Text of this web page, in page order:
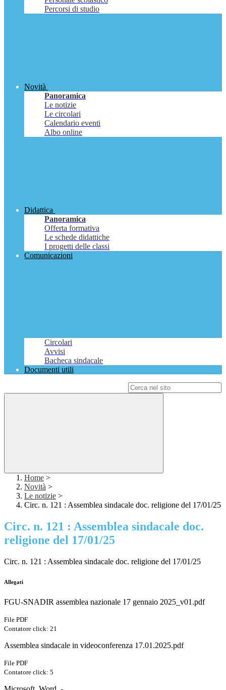
Percorsi di studio
Novità
Panoramica
Le notizie
Le circolari
Calendario eventi
Albo online
Didattica
Panoramica
Offerta formativa
Le schede didattiche
I progetti delle classi
Comunicazioni
Circolari
Avvisi
Bacheca sindacale
Documenti utili
Home >
Novità >
Le notizie >
Circ. n. 121 : Assemblea sindacale doc. religione del 17/01/25
Circ. n. 121 : Assemblea sindacale doc.
religione del 17/01/25
Circ. n. 121 : Assemblea sindacale doc. religione del 17/01/25
Allegati
FGU-SNADIR assemblea nazionale 17 gennaio 2025_v01.pdf
File PDF
Contatore click: 21
Assemblea sindacale in videoconferenza 17.01.2025.pdf
File PDF
Contatore click: 5